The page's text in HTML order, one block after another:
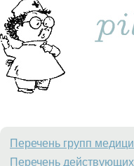
Перечень групп
Перечень